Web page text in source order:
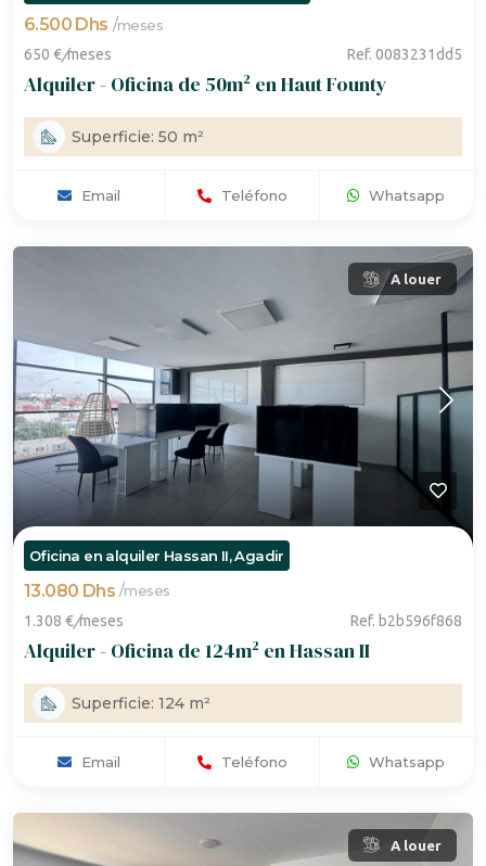
6.500 Dhs /meses
650 €/meses Ref. 0083231dd5
Alquiler - Oficina de 50m² en Haut Founty
Superficie: 50 m²
Email Teléfono Whatsapp
A louer
Oficina en alquiler Hassan II, Agadir
13.080 Dhs /meses
1.308 €/meses Ref. b2b596f868
Alquiler - Oficina de 124m² en Hassan II
Superficie: 124 m²
Email Teléfono Whatsapp
A louer